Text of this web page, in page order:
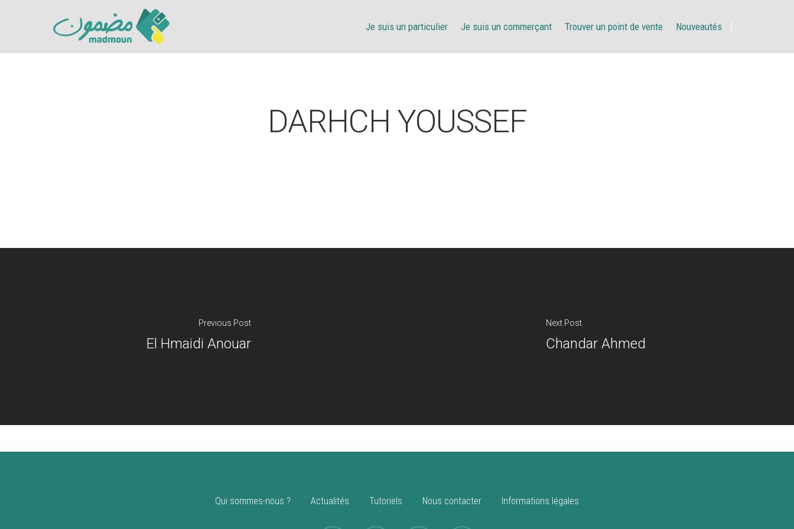
Je suis un particulier Je suis un commerçant Trouver un point de vente Nouveautés
DARHCH YOUSSEF
Previous Post
El Hmaidi Anouar
Next Post
Chandar Ahmed
Qui sommes-nous ? Actualités Tutoriels Nous contacter Informations légales